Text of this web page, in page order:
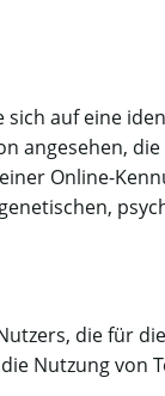
auf eine
angesehen,
Online-
die für
Nutzung von